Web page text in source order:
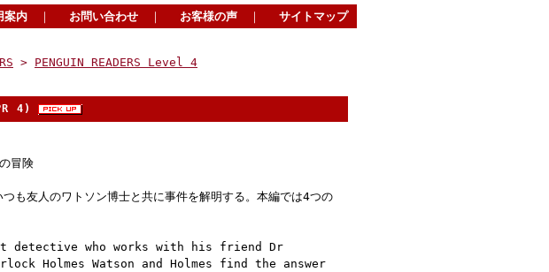
案内 ｜ お問い合わせ ｜ お客様の声 ｜ サイトマップ
> PENGUIN READERS Level 4
4)
冒険
も友人のワトソン博士と共に事件を解明する。本編では4つの
detective who works with his friend Dr
Holmes Watson and Holmes find the answer